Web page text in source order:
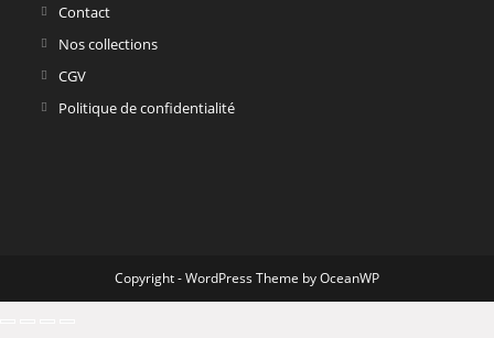
Contact
Nos collections
CGV
Politique de confidentialité
Copyright - WordPress Theme by OceanWP